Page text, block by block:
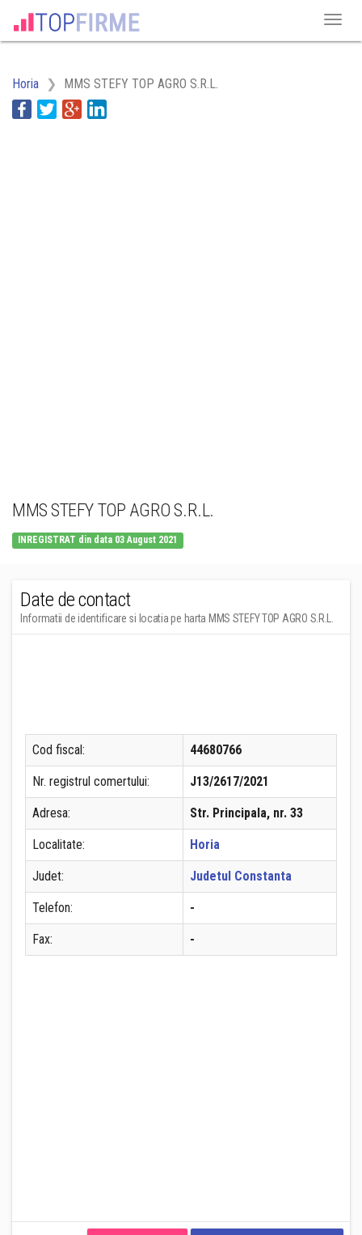
Horia MMS STEFY TOP AGRO S.R.L.
MMS STEFY TOP AGRO S.R.L.
INREGISTRAT din data 03 August 2021
Date de contact
Informatii de identificare si locatia pe harta MMS STEFY TOP AGRO S.R.L.
Cod fiscal: 44680766
Nr. registrul comertului: J13/2617/2021
Adresa: Str. Principala, nr. 33
Localitate: Horia
Judet: Judetul Constanta
Telefon: -
Fax: -